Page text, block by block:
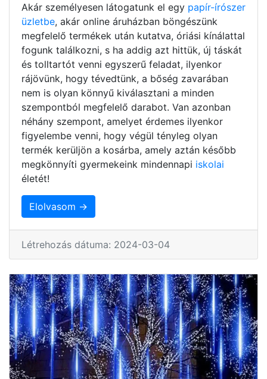
Akár személyesen látogatunk el egy papír-írószer
üzletbe, akár online áruházban böngészünk
megfelelő termékek után kutatva, óriási kínálattal
fogunk találkozni, s ha addig azt hittük, új táskát
és tolltartót venni egyszerű feladat, ilyenkor
rájövünk, hogy tévedtünk, a bőség zavarában
nem is olyan könnyű kiválasztani a minden
szempontból megfelelő darabot. Van azonban
néhány szempont, amelyet érdemes ilyenkor
figyelembe venni, hogy végül tényleg olyan
termék kerüljön a kosárba, amely aztán később
megkönnyíti gyermekeink mindennapi iskolai
életét!
Elolvasom →
Létrehozás dátuma: 2024-03-04